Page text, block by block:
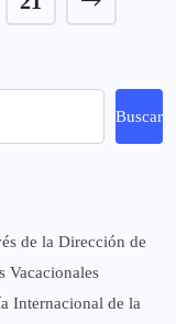
Buscar
de la Dirección de
Vacacionales
Internacional de la